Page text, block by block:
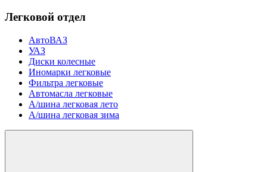
Легковой отдел
АвтоВАЗ
УАЗ
Диски колесные
Иномарки легковые
Фильтра легковые
Автомасла легковые
А/шина легковая лето
А/шина легковая зима